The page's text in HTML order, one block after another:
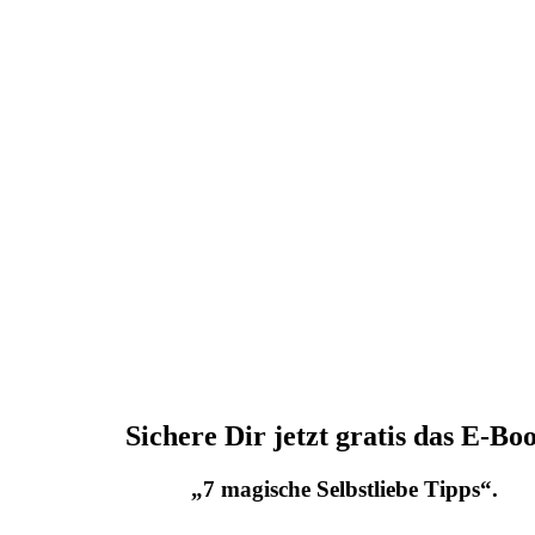
Sichere Dir jetzt gratis das E-
„7 magische Selbstliebe Tipps“.